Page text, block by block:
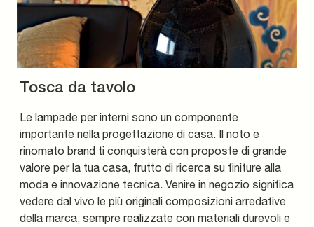
Tosca da tavolo
Le lampade per interni sono un componente
importante nella progettazione di casa. Il noto e
rinomato brand ti conquisterà con proposte di grande
valore per la tua casa, frutto di ricerca su finiture alla
moda e innovazione tecnica. Venire in negozio significa
vedere dal vivo le più originali composizioni arredative
della marca, sempre realizzate con materiali durevoli e